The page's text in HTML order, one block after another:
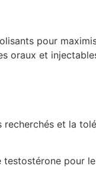
pour
oraux et
recherchés et la
pour